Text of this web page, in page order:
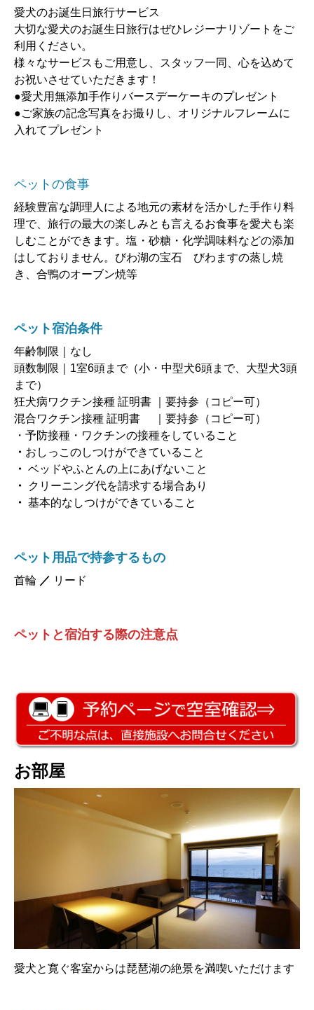
愛犬のお誕生日旅行サービス
大切な愛犬のお誕生日旅行はぜひレジーナリゾートをご
利用ください。
様々なサービスもご用意し、スタッフ一同、心を込めて
お祝いさせていただきます！
●愛犬用無添加手作りバースデーケーキのプレゼント
●ご家族の記念写真をお撮りし、オリジナルフレームに
入れてプレゼント
ペットの食事
経験豊富な調理人による地元の素材を活かした手作り料
理で、旅行の最大の楽しみとも言えるお食事を愛犬も楽
しむことができます。塩・砂糖・化学調味料などの添加
はしておりません。びわ湖の宝石 びわますの蒸し焼
き、合鴨のオーブン焼等
ペット宿泊条件
年齢制限｜なし
頭数制限｜1室6頭まで（小・中型犬6頭まで、大型犬3頭
まで）
狂犬病ワクチン接種 証明書 ｜要持参（コピー可）
混合ワクチン接種 証明書 ｜要持参（コピー可）
・予防接種・ワクチンの接種をしていること
・ おしっこのしつけができていること
・ ベッドやふとんの上にあげないこと
・
クリーニング代を請求する場合あり
・ 基本的なしつけができていること
ペット用品で持参するもの
首輪 ／ リード
ペットと宿泊する際の注意点
お部屋
愛犬と寛ぐ客室からは琵琶湖の絶景を満喫いただけます